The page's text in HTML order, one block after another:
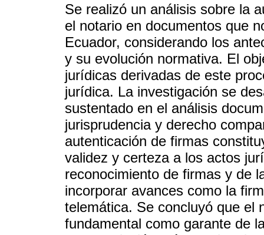
Se realizó un análisis sobre la
el notario en documentos que
Ecuador, considerando los
y su evolución normativa. El
jurídicas derivadas de este
jurídica. La investigación se
sustentado en el análisis
jurisprudencia y derecho
autenticación de firmas
validez y certeza a los actos
reconocimiento de firmas y de
incorporar avances como la
telemática. Se concluyó que el
fundamental como garante de